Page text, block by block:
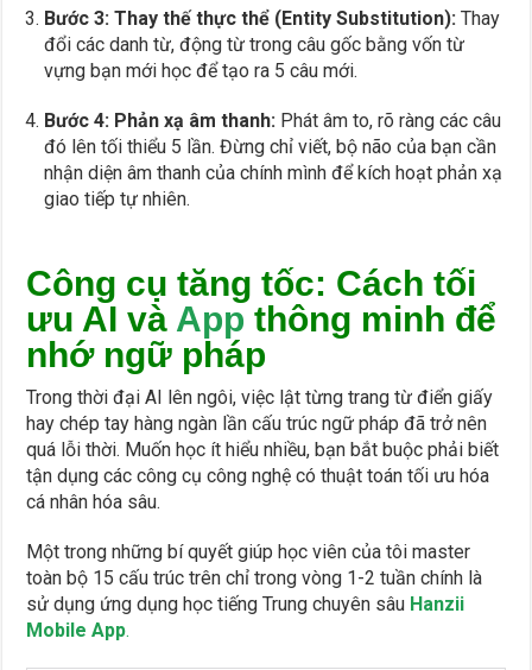
Bước 3: Thay thế thực thể (Entity Substitution): Thay
đổi các danh từ, động từ trong câu gốc bằng vốn từ
vựng bạn mới học để tạo ra 5 câu mới.
Bước 4: Phản xạ âm thanh: Phát âm to, rõ ràng các câu
đó lên tối thiểu 5 lần. Đừng chỉ viết, bộ não của bạn cần
nhận diện âm thanh của chính mình để kích hoạt phản xạ
giao tiếp tự nhiên.
Công cụ tăng tốc: Cách tối
ưu AI và App thông minh để
nhớ ngữ pháp
Trong thời đại AI lên ngôi, việc lật từng trang từ điển giấy
hay chép tay hàng ngàn lần cấu trúc ngữ pháp đã trở nên
quá lỗi thời. Muốn học ít hiểu nhiều, bạn bắt buộc phải biết
tận dụng các công cụ công nghệ có thuật toán tối ưu hóa
cá nhân hóa sâu.
Một trong những bí quyết giúp học viên của tôi master
toàn bộ 15 cấu trúc trên chỉ trong vòng 1-2 tuần chính là
sử dụng ứng dụng học tiếng Trung chuyên sâu Hanzii
Mobile App.